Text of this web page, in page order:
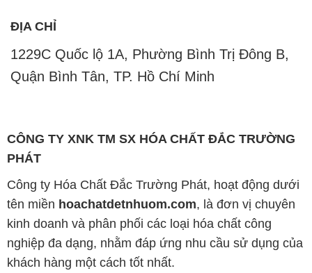
CÔNG TY XNK TM SX HÓA CHẤT ĐẮC TRƯỜNG
PHÁT
kinh doanh và phân phối các loại hóa chất công
nghiệp đa dạng, nhằm đáp ứng nhu cầu sử dụng của
khách hàng một cách tốt nhất.
Chúng tôi cam kết mang đến sự hài lòng và đáp ứng
mọi nhu cầu của khách hàng với tiêu chí hàng đầu.
Công ty chúng tôi hiện cung cấp những sản phẩm
hóa chất chất lượng cao với giá thành hợp lý, nhằm